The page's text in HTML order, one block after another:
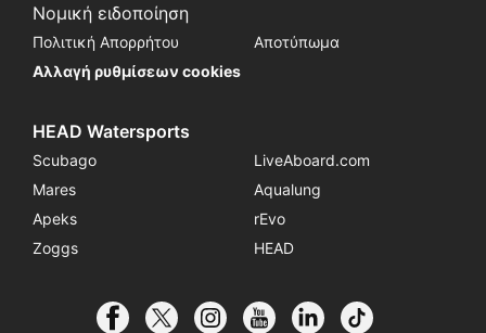
Νομική ειδοποίηση
Πολιτική Απορρήτου
Αποτύπωμα
Αλλαγή ρυθμίσεων cookies
HEAD Watersports
Scubago
LiveAboard.com
Mares
Aqualung
Apeks
rEvo
Zoggs
HEAD